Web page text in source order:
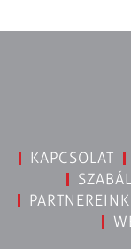
KAPCSOLAT
PARTNEREINK